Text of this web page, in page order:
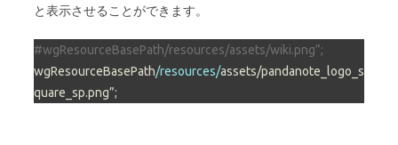
と表示させることができます。
#wgResourceBasePath/resources/assets/wiki.png”;
wgResourceBasePath/resources/assets/pandanote_logo_s
quare_sp.png”;